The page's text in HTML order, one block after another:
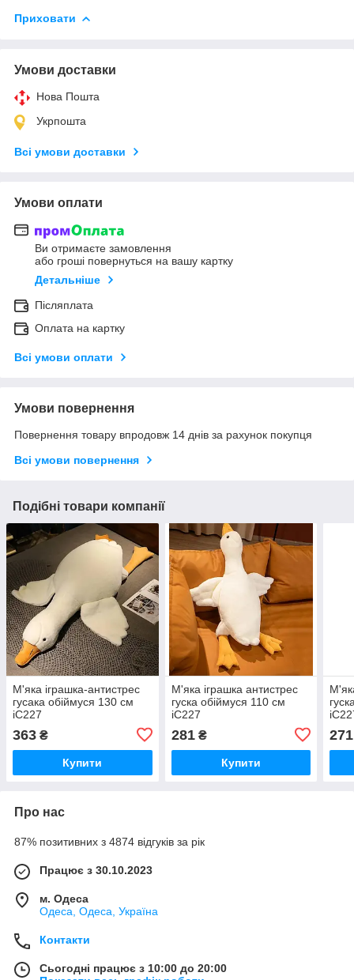
Приховати
Умови доставки
Нова Пошта
Укрпошта
Всі умови доставки
Умови оплати
Ви отримаєте замовлення
або гроші повернуться на вашу картку
Детальніше
Післяплата
Оплата на картку
Всі умови оплати
Умови повернення
Повернення товару впродовж 14 днів за рахунок покупця
Всі умови повернення
Подібні товари компанії
М'яка іграшка-антистрес
гусака обіймуся 130 см
iC227
363 ₴
Купити
М'яка іграшка антистрес
гуска обіймуся 110 см
iC227
281₴
Купити
271
Про нас
87% позитивних з 4874 відгуків за рік
Працює з 30.10.2023
м. Одеса
Одеса, Одеса, Україна
Контакти
Сьогодні працює з 10:00 до 20:00